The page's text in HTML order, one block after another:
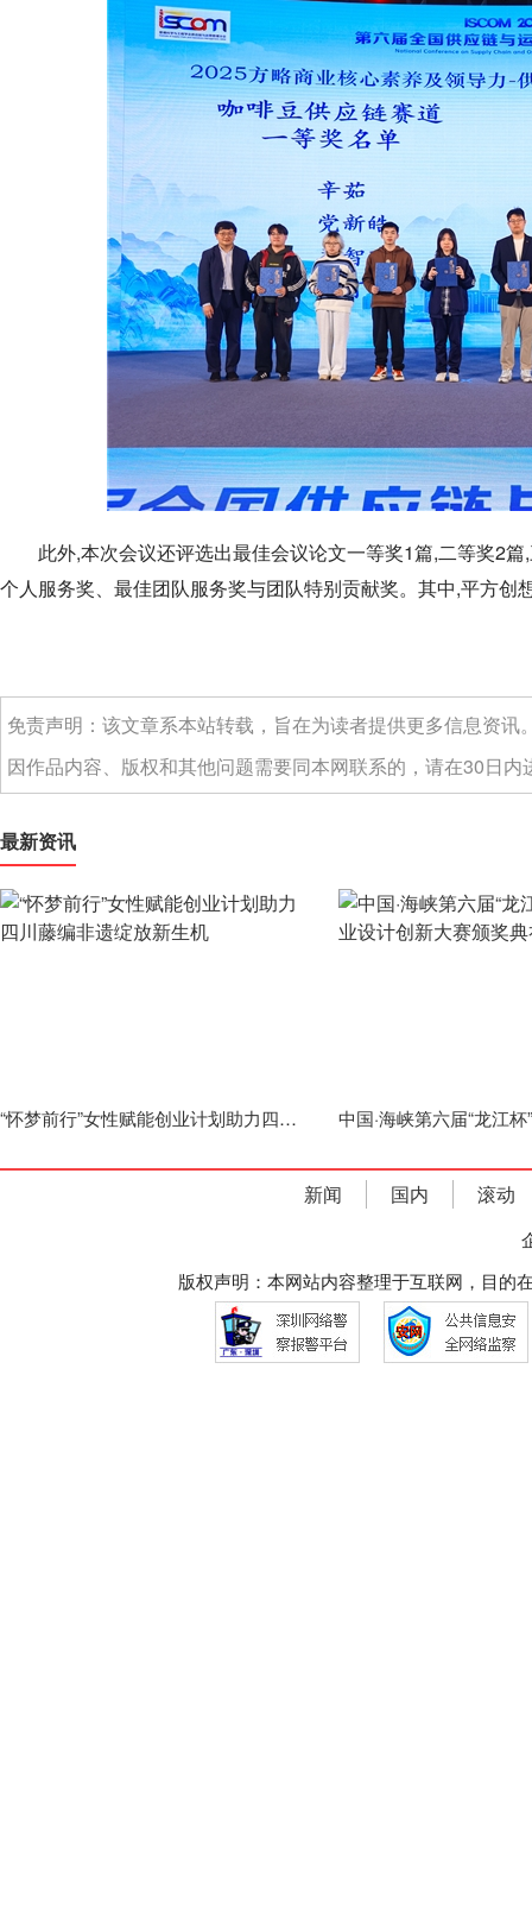
此外,本次会议还评选出最佳会议论文一等奖1篇,二等奖2
个人服务奖、最佳团队服务奖与团队特别贡献奖。其中,平方
免责声明：该文章系本站转载，旨在为读者提供更多信息资
因作品内容、版权和其他问题需要同本网联系的，请在30日内
最新资讯
“怀梦前行”女性赋能创业计划助力四川藤编非遗绽放新生机
新闻 国内 滚动
版权声明：本网站内容整理于互联网，目的